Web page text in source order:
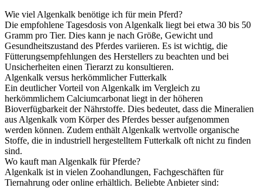
Wie viel Algenkalk benötige ich für mein Pferd?
Die empfohlene Tagesdosis von Algenkalk liegt bei etwa 30 bis 50
Gramm pro Tier. Dies kann je nach Größe, Gewicht und
Gesundheitszustand des Pferdes variieren. Es ist wichtig, die
Fütterungsempfehlungen des Herstellers zu beachten und bei
Unsicherheiten einen Tierarzt zu konsultieren.
Algenkalk versus herkömmlicher Futterkalk
Ein deutlicher Vorteil von Algenkalk im Vergleich zu
herkömmlichem Calciumcarbonat liegt in der höheren
Bioverfügbarkeit der Nährstoffe. Dies bedeutet, dass die Mineralien
aus Algenkalk vom Körper des Pferdes besser aufgenommen
werden können. Zudem enthält Algenkalk wertvolle organische
Stoffe, die in industriell hergestelltem Futterkalk oft nicht zu finden
sind.
Wo kauft man Algenkalk für Pferde?
Algenkalk ist in vielen Zoohandlungen, Fachgeschäften für
Tiernahrung oder online erhältlich. Beliebte Anbieter sind: